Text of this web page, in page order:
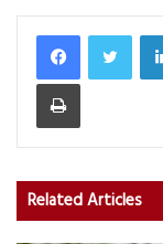
Print
Related Articles